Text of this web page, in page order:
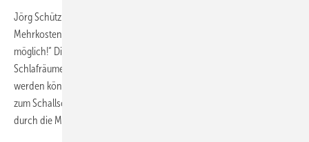
Jörg Schütz: „Ein erhöhter Schallschutz von 26 dB ist ohne
Mehrkosten und ohne das Hinzuziehen eines Akustikers nicht
möglich!“ Die Praxis zeige, dass Schutzziele unter 30 dB in
Schlafräumen mangels Güte einzelner Komponenten kaum erreicht
werden könnten. Übrigens: Seit Jahren hat der ZVSHK alles Wichtige
zum Schallschutz im Merkblatt T67 aufgelistet – doch die Nachfrage
durch die Mitgliedsbetriebe ist sehr gering...